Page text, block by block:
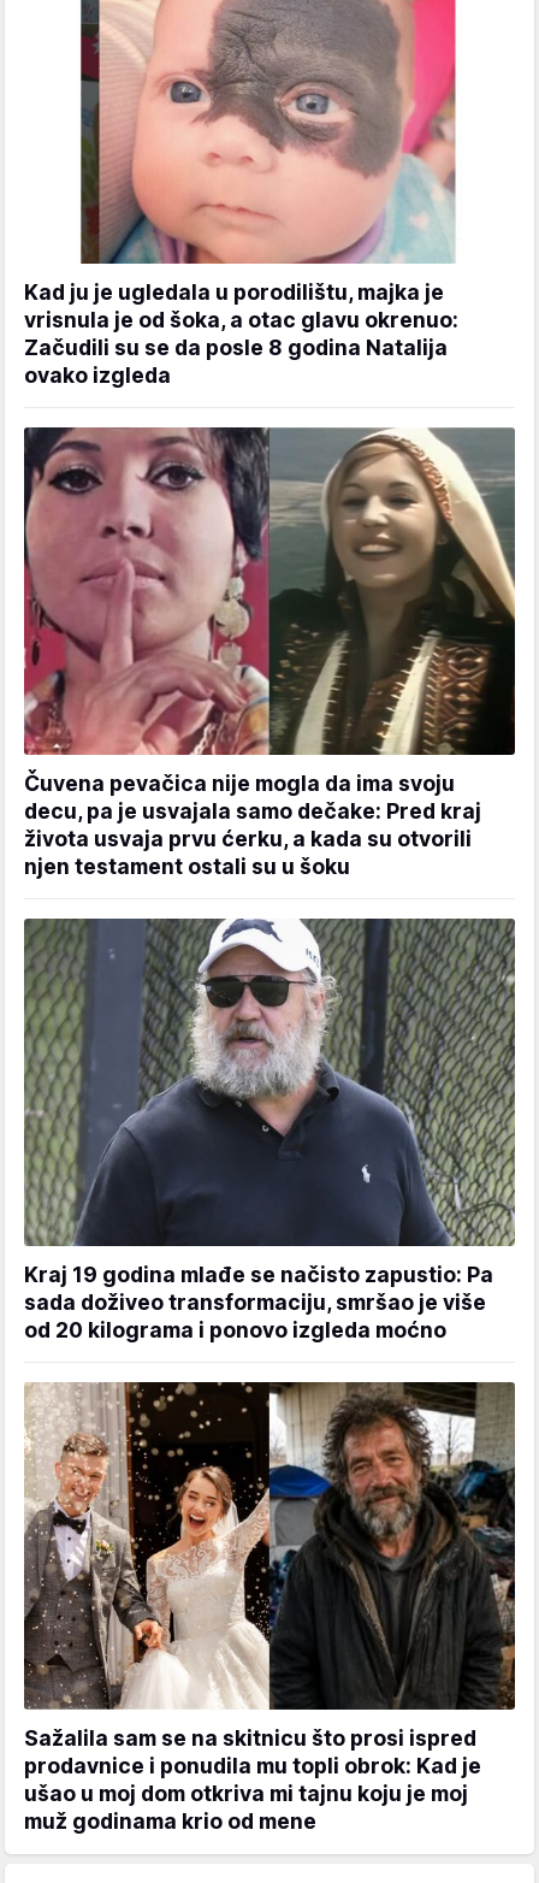
Kad ju je ugledala u porodilištu, majka je
vrisnula je od šoka, a otac glavu okrenuo:
Začudili su se da posle 8 godina Natalija
ovako izgleda
Čuvena pevačica nije mogla da ima svoju
decu, pa je usvajala samo dečake: Pred kraj
života usvaja prvu ćerku, a kada su otvorili
njen testament ostali su u šoku
Kraj 19 godina mlađe se načisto zapustio: Pa
sada doživeo transformaciju, smršao je više
od 20 kilograma i ponovo izgleda moćno
Sažalila sam se na skitnicu što prosi ispred
prodavnice i ponudila mu topli obrok: Kad je
ušao u moj dom otkriva mi tajnu koju je moj
muž godinama krio od mene